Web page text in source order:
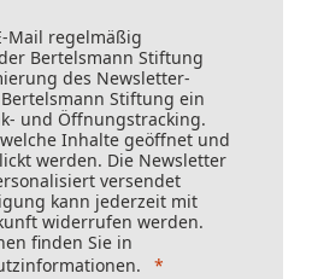
Mail regelmäßig
Bertelsmann Stiftung
des Newsletter-
Stiftung ein
und Öffnungstracking.
Inhalte geöffnet und
werden. Die Newsletter
versendet
kann jederzeit mit
widerrufen werden.
finden Sie in
.